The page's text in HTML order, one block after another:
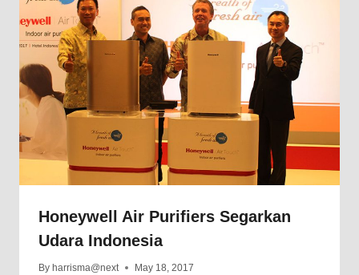
Honeywell Air Purifiers Segarkan
Udara Indonesia
By harrisma@next May 18, 2017